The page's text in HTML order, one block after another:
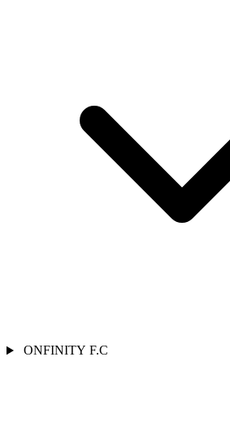
ONFINITY F.C